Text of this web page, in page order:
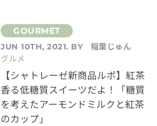
JUN 10TH, 2021. BY
稲葉じゅん
グルメ
【シャトレーゼ新商品ルポ】紅茶
香る低糖質スイーツだよ！「糖質
を考えたアーモンドミルクと紅茶
のカップ」